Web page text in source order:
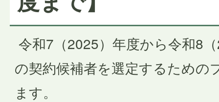
令和7（2025）年度から令和8
の契約候補者を選定するための
ます。